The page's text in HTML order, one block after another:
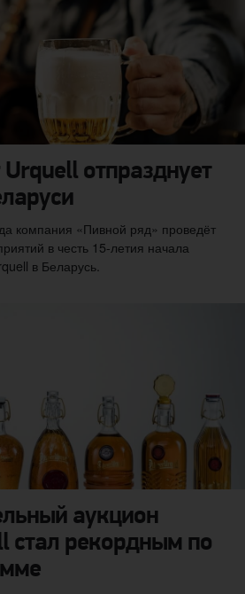
отпразднует
компания «Пивной ряд» проведёт
в честь 15-летия начала
в Беларусь.
аукцион
стал рекордным по